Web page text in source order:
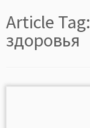
Article Tag:
здоровья